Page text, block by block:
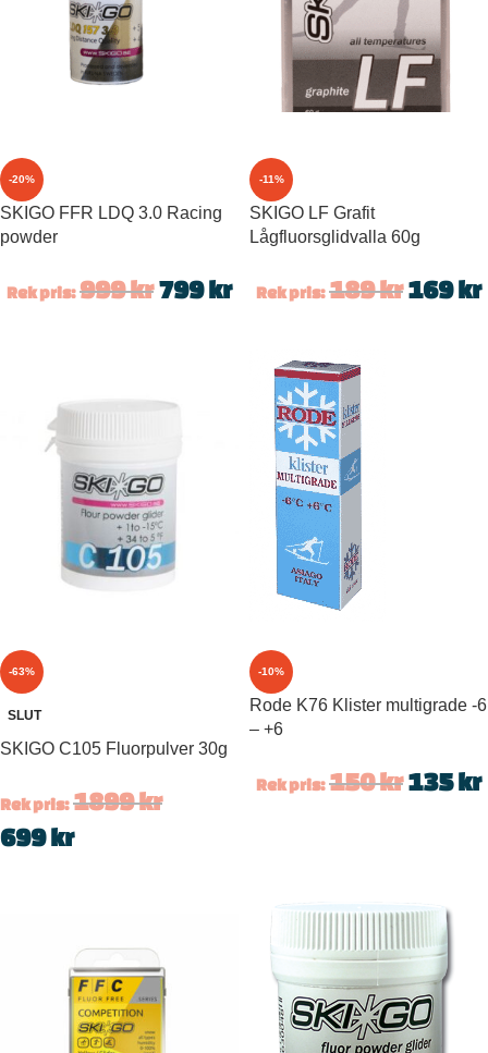
-20%
SKIGO FFR LDQ 3.0 Racing
powder
Rek pris: 999kr 799kr
-11%
SKIGO LF Grafit
Lågfluorsglidvalla 60g
Rek pris: 189kr 169kr
-63%
SLUT
SKIGO C105 Fluorpulver 30g
Rek pris: 1899kr
699kr
-10%
Rode K76 Klister multigrade -6
– +6
Rek pris: 150kr 135kr